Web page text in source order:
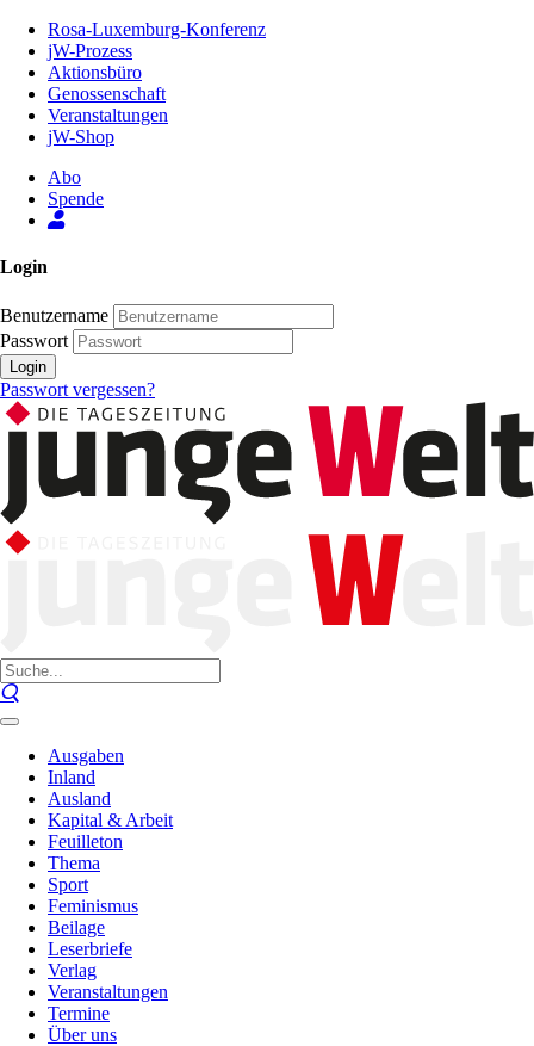
Inhalt
Seite
Rosa-Luxemburg-Konferenz
jW-Prozess
Aktionsbüro
Genossenschaft
Veranstaltungen
jW-Shop
Abo
Spende
Login
Benutzername
Passwort
Login
Passwort vergessen?
Ausgaben
Inland
Ausland
Kapital & Arbeit
Feuilleton
Thema
Sport
Feminismus
Beilage
Leserbriefe
Verlag
Veranstaltungen
Termine
Über uns